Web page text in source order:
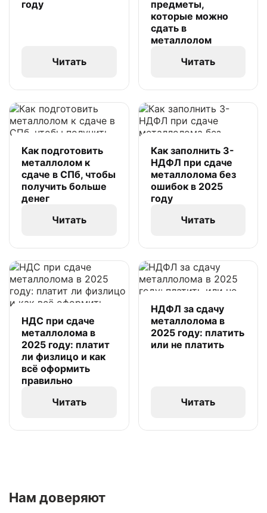
году
Читать
предметы,
которые можно
сдать в
металлолом
Читать
Как подготовить
металлолом к
сдаче в СПб, чтобы
получить больше
денег
Читать
Как заполнить 3-
НДФЛ при сдаче
металлолома без
ошибок в 2025
году
Читать
НДС при сдаче
металлолома в
2025 году: платит
ли физлицо и как
всё оформить
правильно
Читать
НДФЛ за сдачу
металлолома в
2025 году: платить
или не платить
Читать
Нам доверяют